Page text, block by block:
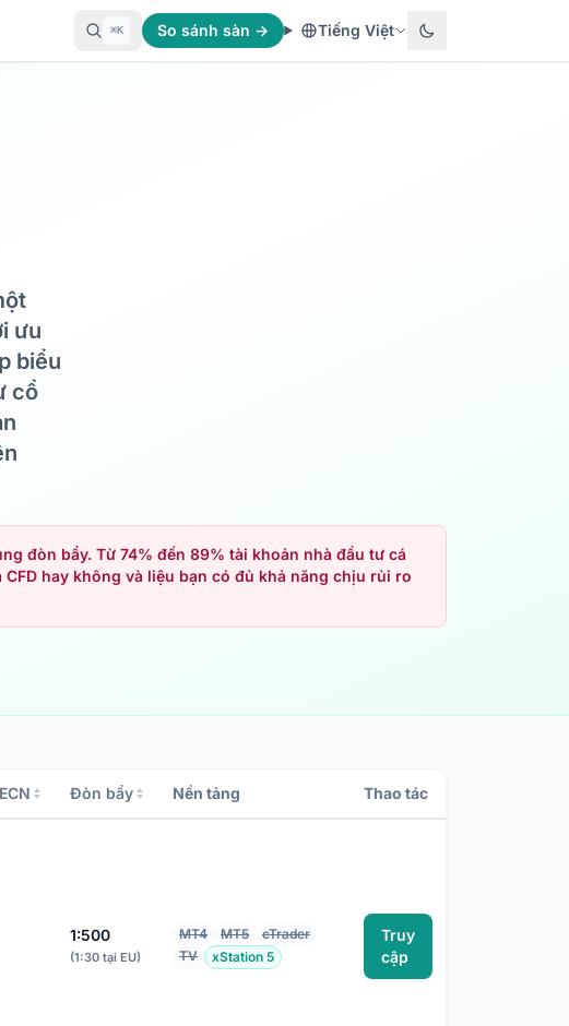
⌘K So sánh sàn → Tiếng Việt
ưu
biểu
cổ
đòn bẩy. Từ 74% đến 89% tài khoản nhà đầu tư cá
hay không và liệu bạn có đủ khả năng chịu rủi ro
Đòn bẩy Nền tảng Thao tác
1:500
(1:30 tại EU)
MT4 MT5
cTrader
TV
xStation 5
Truy
cập